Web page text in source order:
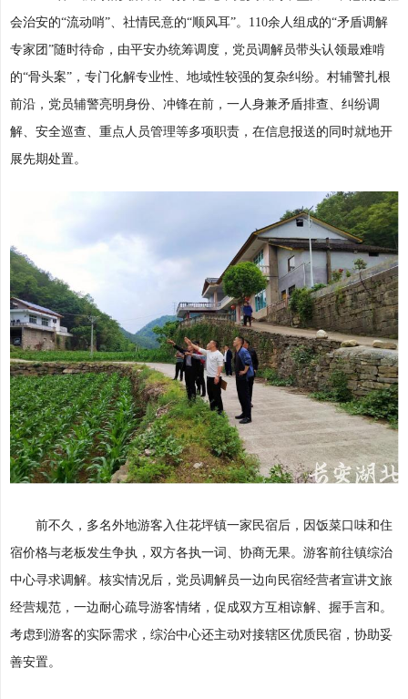
会治安的“流动哨”、社情民意的“顺风耳”。110余人组成的“矛盾调解
专家团”随时待命，由平安办统筹调度，党员调解员带头认领最难啃
的“骨头案”，专门化解专业性、地域性较强的复杂纠纷。村辅警扎根
前沿，党员辅警亮明身份、冲锋在前，一人身兼矛盾排查、纠纷调
解、安全巡查、重点人员管理等多项职责，在信息报送的同时就地开
展先期处置。
前不久，多名外地游客入住花坪镇一家民宿后，因饭菜口味和住
宿价格与老板发生争执，双方各执一词、协商无果。游客前往镇综治
中心寻求调解。核实情况后，党员调解员一边向民宿经营者宣讲文旅
经营规范，一边耐心疏导游客情绪，促成双方互相谅解、握手言和。
考虑到游客的实际需求，综治中心还主动对接辖区优质民宿，协助妥
善安置。